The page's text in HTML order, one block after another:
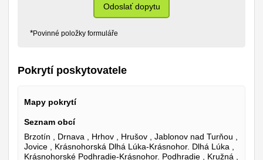
Pokrytí poskytovatele
Mapy pokrytí
Seznam obcí
Brzotín , Drnava , Hrhov , Hrušov , Jablonov nad Turňou ,
Jovice , Krásnohorská Dlhá Lúka-Krásnohor. Dlhá Lúka ,
Krásnohorské Podhradie-Krásnohor. Podhradie , Kružná ,
Odoslať dopytu
*Povinné položky formuláře